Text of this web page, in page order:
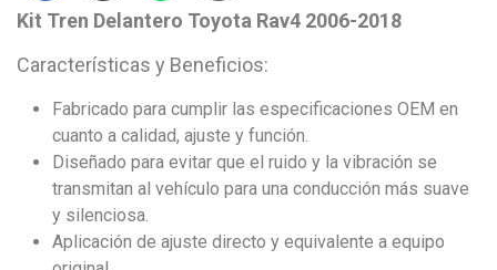
Kit Tren Delantero Toyota Rav4 2006-2018
Características y Beneficios:
Fabricado para cumplir las especificaciones OEM en
cuanto a calidad, ajuste y función.
Diseñado para evitar que el ruido y la vibración se
transmitan al vehículo para una conducción más suave
y silenciosa.
Aplicación de ajuste directo y equivalente a equipo